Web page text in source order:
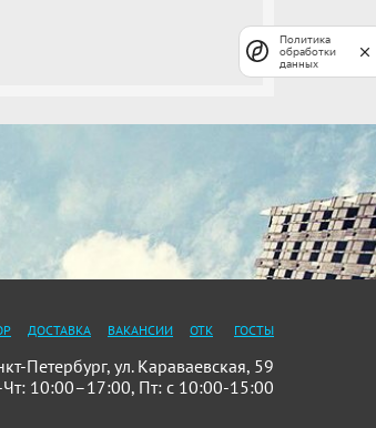
ДОСТАВКА ВАКАНСИИ ОТК ГОСТЫ
Петербург, ул. Караваевская, 59
10:00–17:00, Пт: с 10:00-15:00
Политика
обработки
данных